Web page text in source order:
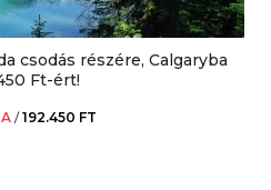
csodás részére, Calgaryba
Ft-ért!
/192.450 FT